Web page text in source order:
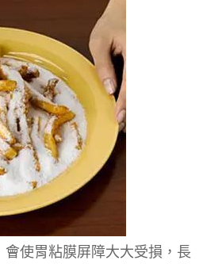
使胃粘膜屏障大大受損，長